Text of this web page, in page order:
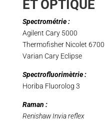
ET OPTIQUE
Spectrométrie :
Agilent Cary 5000
Thermofisher Nicolet 6700
Varian Cary Eclipse
Spectrofluorimètrie :
Horiba Fluorolog 3
Raman :
Renishaw Invia reflex